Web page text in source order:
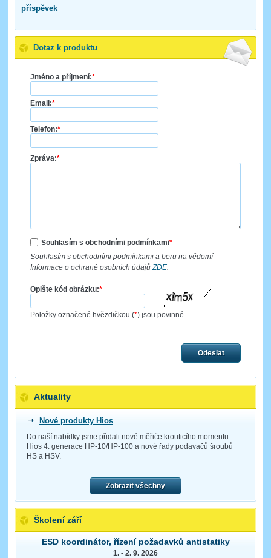
příspěvek
Dotaz k produktu
Jméno a příjmení:*
Email:*
Telefon:*
Zpráva:*
Souhlasím s obchodními podmínkami*
Souhlasím s obchodními podmínkami a beru na vědomí
Informace o ochraně osobních údajůZDE.
Opište kód obrázku:*
Položky označené hvězdičkou (*) jsou povinné.
Odeslat
Aktuality
Nové produkty Hios
Do naší nabídky jsme přidali nové měřiče krouticího momentu
Hios 4. generace HP-10/HP-100 a nové řady podavačů šroubů
HS a HSV.
Zobrazit všechny
Školení září
ESD koordinátor, řízení požadavků antistatiky
1. - 2. 9. 2026